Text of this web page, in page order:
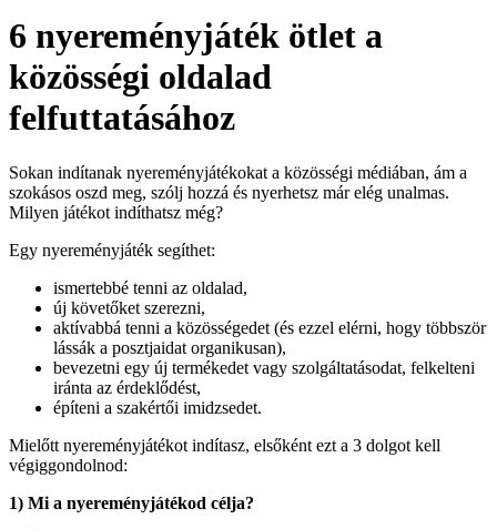
6 nyereményjáték ötlet a
közösségi oldalad
felfuttatásához
Sokan indítanak nyereményjátékokat a közösségi médiában, ám a
szokásos oszd meg, szólj hozzá és nyerhetsz már elég unalmas.
Milyen játékot indíthatsz még?
Egy nyereményjáték segíthet:
ismertebbé tenni az oldalad,
új követőket szerezni,
aktívabbá tenni a közösségedet (és ezzel elérni, hogy többször
lássák a posztjaidat organikusan),
bevezetni egy új termékedet vagy szolgáltatásodat, felkelteni
iránta az érdeklődést,
építeni a szakértői imidzsedet.
Mielőtt nyereményjátékot indítasz, elsőként ezt a 3 dolgot kell
végiggondolnod:
1) Mi a nyereményjátékod célja?